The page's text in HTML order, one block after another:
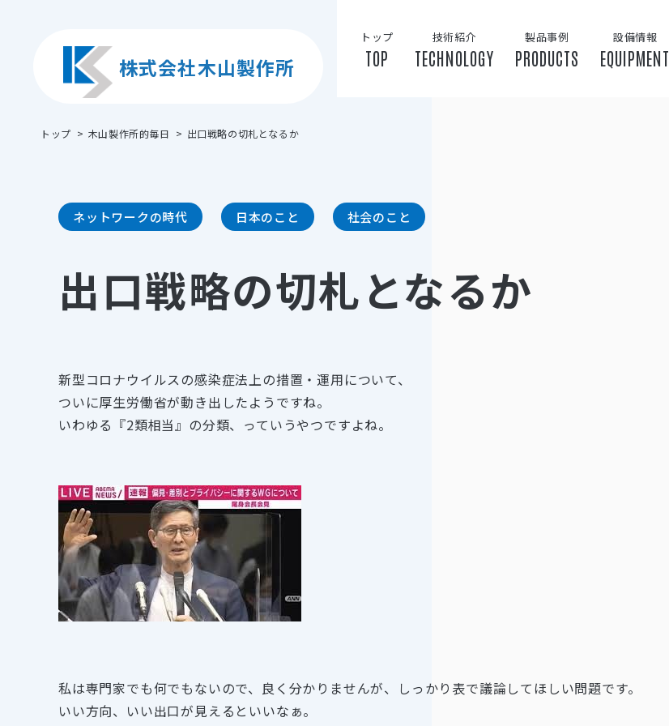
株式会社木山製作所
トップ
TOP
技術紹介
TECHNOLOGY
製品事例
PRODUCTS
設備情報
EQUIPMENT
トップ 木山製作所的毎日 出口戦略の切札となるか
ネットワークの時代 日本のこと 社会のこと
出口戦略の切札となるか
新型コロナウイルスの感染症法上の措置・運用について、
ついに厚生労働省が動き出したようですね。
いわゆる『2類相当』の分類、っていうやつですよね。
私は専門家でも何でもないので、良く分かりませんが、しっかり表で議論してほしい問題です。
いい方向、いい出口が見えるといいなぁ。